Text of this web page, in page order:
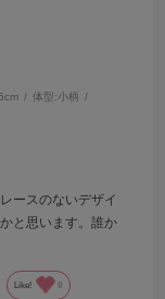
体型:小柄
ースのないデザイ
と思います。誰か
Like! 0